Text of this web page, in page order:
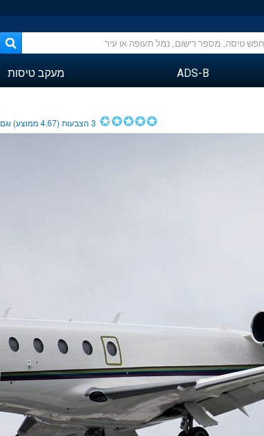
ADS-B מעקב טיסות
3הצבעות (4.67ממוצע) וגם